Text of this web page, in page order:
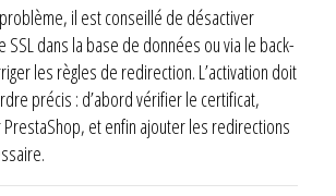
il est conseillé de désactiver
dans la base de données ou via le back-
les règles de redirection. L’activation doit
précis : d’abord vérifier le certificat,
et enfin ajouter les redirections